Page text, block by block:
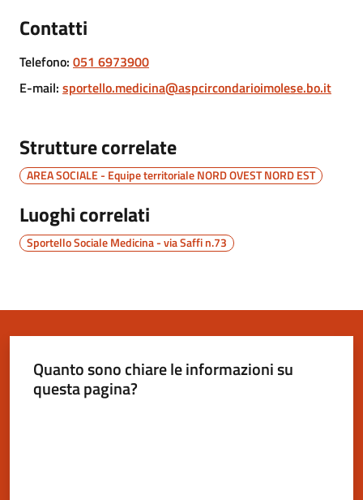
Novità
Documenti
dati
Sostieni
l'ASP
Contatti
Tutti
Contatti
Telefono: 051 6973900
E-mail: sportello.medicina@aspcircondarioimolese.bo.it
Strutture correlate
AREA SOCIALE - Equipe territoriale NORD OVEST NORD EST
Luoghi correlati
Sportello Sociale Medicina - via Saffi n.73
Quanto sono chiare le informazioni su
questa pagina?